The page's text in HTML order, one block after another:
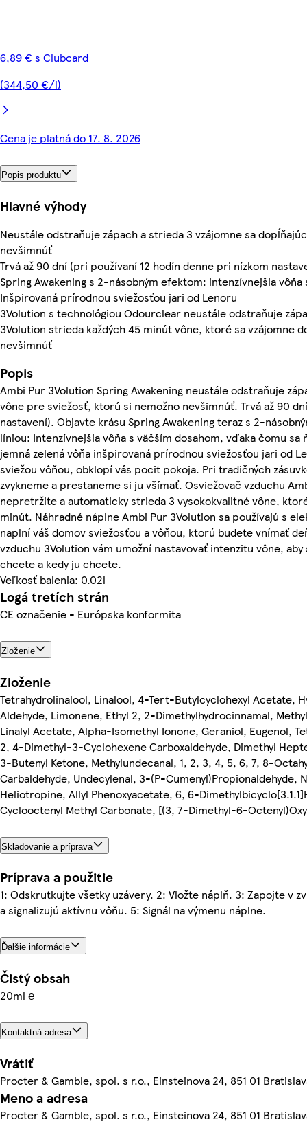
6,89 € s Clubcard
(344,50 €/l)
Cena je platná do 17. 8. 2026
Popis produktu
Hlavné výhody
Neustále odstraňuje zápach a strieda 3 vzájomne sa
nevšimnúť
Trvá až 90 dní (pri používaní 12 hodín denne pri nízkom
Spring Awakening s 2-násobným efektom: intenzívnejšia vôňa
Inšpirovaná prírodnou sviežosťou jari od Lenoru
3Volution s technológiou Odourclear neustále odstraňuje
3Volution strieda každých 45 minút vône, ktoré sa vzájomne
nevšimnúť
Popis
Ambi Pur 3Volution Spring Awakening neustále odstraňuje
vône pre sviežosť, ktorú si nemožno nevšimnúť. Trvá až 90
nastavení). Objavte krásu Spring Awakening teraz s 2-
líniou: Intenzívnejšia vôňa s väčším dosahom, vďaka čomu sa
jemná zelená vôňa inšpirovaná prírodnou sviežosťou jari od
sviežou vôňou, obklopí vás pocit pokoja. Pri tradičných
zvykneme a prestaneme si ju všímať. Osviežovač vzduchu
nepretržite a automaticky strieda 3 vysokokvalitné vône,
minút. Náhradné náplne Ambi Pur 3Volution sa používajú s
naplní váš domov sviežosťou a vôňou, ktorú budete vnímať
vzduchu 3Volution vám umožní nastavovať intenzitu vône,
chcete a kedy ju chcete.
Veľkosť balenia: 0.02l
Logá tretích strán
CE označenie - Európska konformita
Zloženie
Zloženie
Tetrahydrolinalool, Linalool, 4-Tert-Butylcyclohexyl Acetate,
Aldehyde, Limonene, Ethyl 2, 2-Dimethylhydrocinnamal,
Linalyl Acetate, Alpha-Isomethyl Ionone, Geraniol, Eugenol,
2, 4-Dimethyl-3-Cyclohexene Carboxaldehyde, Dimethyl
3-Butenyl Ketone, Methylundecanal, 1, 2, 3, 4, 5, 6, 7, 8-
Carbaldehyde, Undecylenal, 3-(P-Cumenyl)Propionaldehyde,
Heliotropine, Allyl Phenoxyacetate, 6, 6-
Cyclooctenyl Methyl Carbonate, [(3, 7-Dimethyl-6-
Skladovanie a príprava
Príprava a použitie
1: Odskrutkujte všetky uzávery. 2: Vložte náplň. 3: Zapojte v
a signalizujú aktívnu vôňu. 5: Signál na výmenu náplne.
Ďalšie informácie
Čistý obsah
20ml ℮
Kontaktná adresa
Vrátiť
Procter & Gamble, spol. s r.o., Einsteinova 24, 851 01
Meno a adresa
Procter & Gamble, spol. s r.o., Einsteinova 24, 851 01